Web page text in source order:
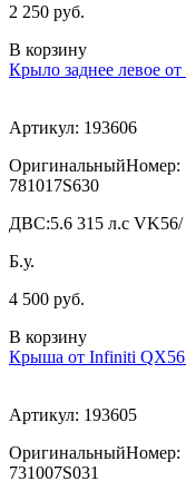
2 250 руб.
В корзину
Крыло заднее левое
Артикул: 193606
ОригинальныйНомер:
781017S630
ДВС:5.6 315 л.с
Б.у.
4 500 руб.
В корзину
Крыша от Infiniti QX56
Артикул: 193605
ОригинальныйНомер:
731007S031